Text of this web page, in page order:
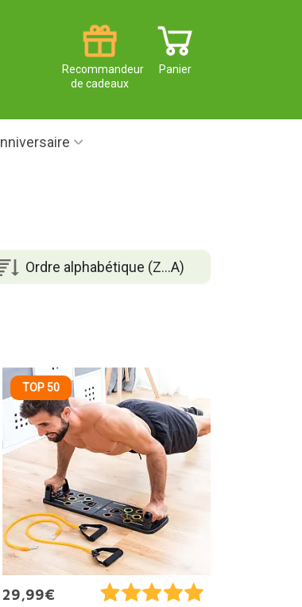
Panier
Recommandeur
de cadeaux
Ordre alphabétique (Z...A)
TOP 50
29,99€